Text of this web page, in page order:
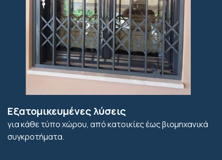
Εξατομικευμένες λύσεις
για κάθε τύπο χώρου, από κατοικίες έως βιομηχανικά
συγκροτήματα.